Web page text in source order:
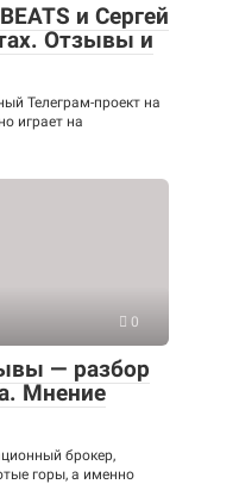
и Сергей
Отзывы и
Телеграм-проект на
играет на
0
— разбор
Мнение
брокер,
горы, а именно